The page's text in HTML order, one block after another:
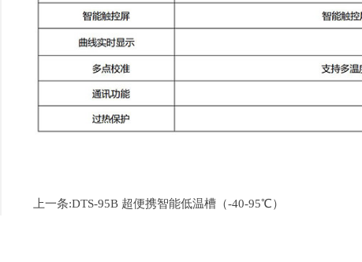
ETC-400 微型干井炉
上一条:DTS-95B 超便携智能低温槽（-40-95℃）